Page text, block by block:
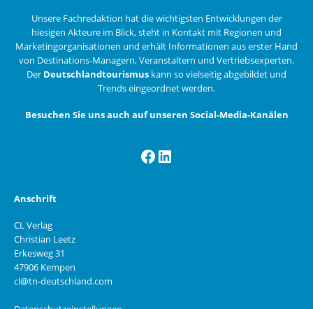
Unsere Fachredaktion hat die wichtigsten Entwicklungen der
hiesigen Akteure im Blick, steht in Kontakt mit Regionen und
Marketingorganisationen und erhält Informationen aus erster Hand
von Destinations-Managern, Veranstaltern und Vertriebsexperten.
Der Deutschlandtourismus kann so vielseitig abgebildet und
Trends eingeordnet werden.
Besuchen Sie uns auch auf unseren Social-Media-Kanälen
Facebook
LinkedIn
Anschrift
CL Verlag
Christian Leetz
Erkesweg 31
47906 Kempen
cl@tn-deutschland.com